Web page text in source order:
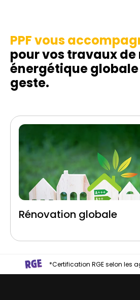
PPF vous
pour vos travaux
énergétique
geste.
Rénovation globale
*Certification RGE selon les